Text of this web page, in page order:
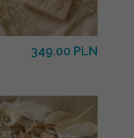
349.00 PLN